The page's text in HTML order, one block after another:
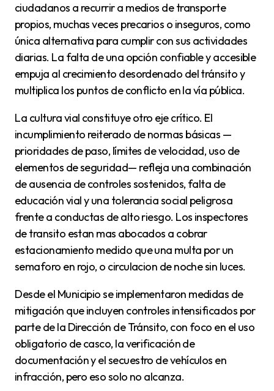
ciudadanos a recurrir a medios de transporte
propios, muchas veces precarios o inseguros, como
única alternativa para cumplir con sus actividades
diarias. La falta de una opción confiable y accesible
empuja al crecimiento desordenado del tránsito y
multiplica los puntos de conflicto en la vía pública.
La cultura vial constituye otro eje crítico. El
incumplimiento reiterado de normas básicas —
prioridades de paso, límites de velocidad, uso de
elementos de seguridad— refleja una combinación
de ausencia de controles sostenidos, falta de
educación vial y una tolerancia social peligrosa
frente a conductas de alto riesgo. Los inspectores
de transito estan mas abocados a cobrar
estacionamiento medido que una multa por un
semaforo en rojo, o circulacion de noche sin luces.
Desde el Municipio se implementaron medidas de
mitigación que incluyen controles intensificados por
parte de la Dirección de Tránsito, con foco en el uso
obligatorio de casco, la verificación de
documentación y el secuestro de vehículos en
infracción, pero eso solo no alcanza.